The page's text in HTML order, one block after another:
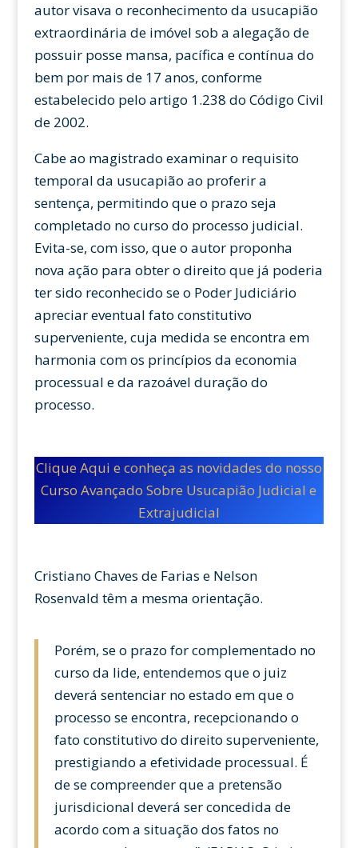
autor visava o reconhecimento da usucapião
extraordinária de imóvel sob a alegação de
possuir posse mansa, pacífica e contínua do
bem por mais de 17 anos, conforme
estabelecido pelo artigo 1.238 do Código Civil
de 2002.
Cabe ao magistrado examinar o requisito
temporal da usucapião ao proferir a
sentença, permitindo que o prazo seja
completado no curso do processo judicial.
Evita-se, com isso, que o autor proponha
nova ação para obter o direito que já poderia
ter sido reconhecido se o Poder Judiciário
apreciar eventual fato constitutivo
superveniente, cuja medida se encontra em
harmonia com os princípios da economia
processual e da razoável duração do
processo.
Clique Aqui e conheça as novidades do nosso
Curso Avançado Sobre Usucapião Judicial e
Extrajudicial
Cristiano Chaves de Farias e Nelson
Rosenvald têm a mesma orientação.
Porém, se o prazo for complementado no
curso da lide, entendemos que o juiz
deverá sentenciar no estado em que o
processo se encontra, recepcionando o
fato constitutivo do direito superveniente,
prestigiando a efetividade processual. É
de se compreender que a pretensão
jurisdicional deverá ser concedida de
acordo com a situação dos fatos no